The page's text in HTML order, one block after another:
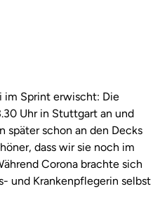
im Sprint erwischt: Die
Uhr in Stuttgart an und
später schon an den Decks
dass wir sie noch im
Corona brachte sich
und Krankenpflegerin selbst